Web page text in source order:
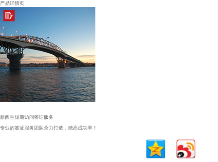
产品详情页
新西兰短期访问签证服务
专业的签证服务团队全力打造，绝高成功率！